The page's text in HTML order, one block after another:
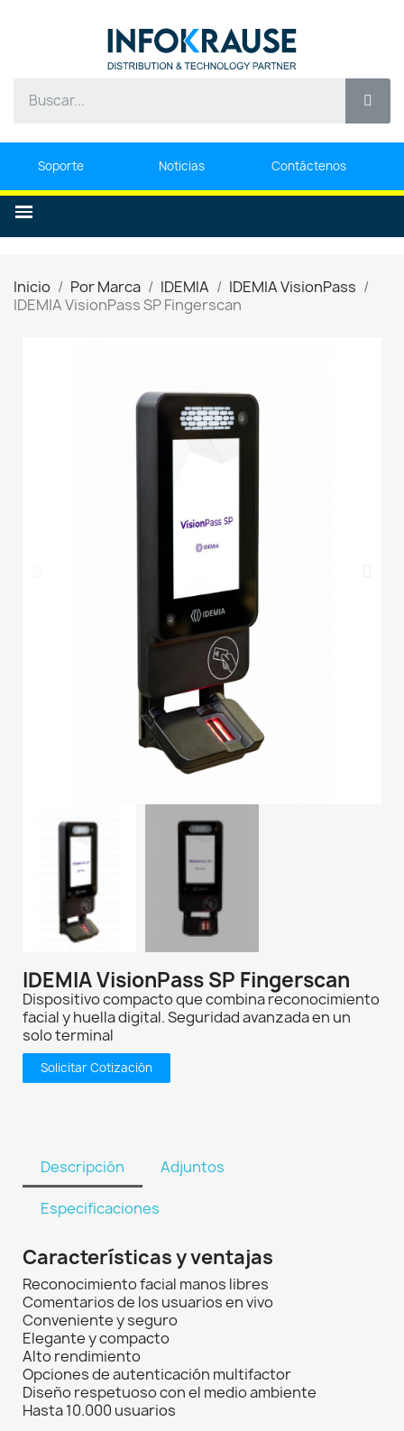
Soporte Noticias Contáctenos
Inicio Por Marca IDEMIA
IDEMIA VisionPass
IDEMIA VisionPass SP Fingerscan
IDEMIA VisionPass SP Fingerscan
Dispositivo compacto que combina reconocimiento
facial y huella digital. Seguridad avanzada en un
solo terminal
Solicitar Cotización
Descripción Adjuntos
Especificaciones
Características y ventajas
Reconocimiento facial manos libres
Comentarios de los usuarios en vivo
Conveniente y seguro
Elegante y compacto
Alto rendimiento
Opciones de autenticación multifactor
Diseño respetuoso con el medio ambiente
Hasta 10.000 usuarios